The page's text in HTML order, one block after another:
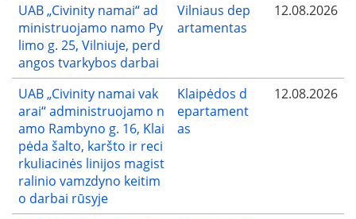
UAB „Civinity namai“ ad
ministruojamo namo Py
limo g. 25, Vilniuje, perd
angos tvarkybos darbai
Vilniaus dep
artamentas
12.08.2026
UAB „Civinity namai vak
arai“ administruojamo n
amo Rambyno g. 16, Klai
pėda šalto, karšto ir reci
rkuliacinės linijos magist
ralinio vamzdyno keitim
o darbai rūsyje
Klaipėdos d
epartament
as
12.08.2026